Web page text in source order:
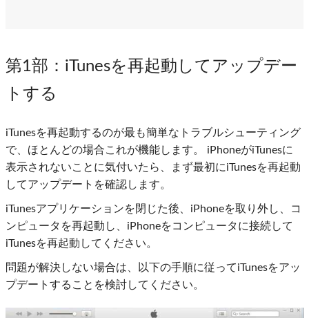
第1部 ：iTunesを再起動してアップデー
トする
iTunesを再起動するのが最も簡単なトラブルシューティング
で、ほとんどの場合これが機能します。 iPhoneがiTunesに
表示されないことに気付いたら、まず最初にiTunesを再起動
してアップデートを確認します。
iTunesアプリケーションを閉じた後、iPhoneを取り外し、コ
ンピュータを再起動し、iPhoneをコンピュータに接続して
iTunesを再起動してください。
問題が解決しない場合は、以下の手順に従ってiTunesをアッ
プデートすることを検討してください。